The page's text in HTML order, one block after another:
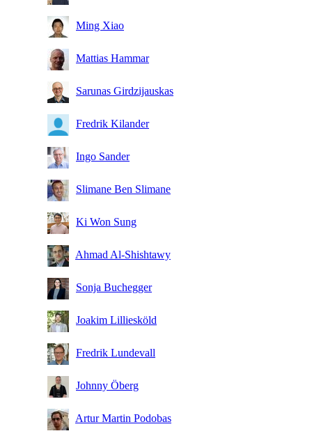
Ming Xiao
Mattias Hammar
Sarunas Girdzijauskas
Fredrik Kilander
Ingo Sander
Slimane Ben Slimane
Ki Won Sung
Ahmad Al-Shishtawy
Sonja Buchegger
Joakim Lilliesköld
Fredrik Lundevall
Johnny Öberg
Artur Martin Podobas